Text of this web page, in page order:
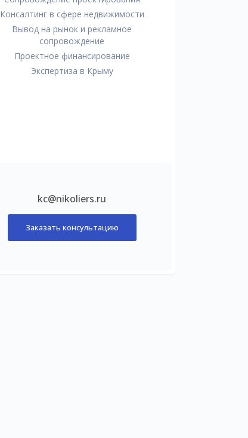
Консалтинг в сфере недвижимости
Вывод на рынок и рекламное
сопровождение
Проектное финансирование
Экспертиза в Крыму
kc@nikoliers.ru
Заказать консультацию